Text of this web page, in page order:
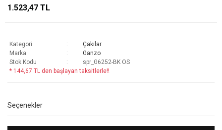
1.523,47 TL
Kategori
Çakılar
Marka
Ganzo
Stok Kodu
spr_G6252-BK OS
* 144,67 TL den başlayan taksitlerle!!
Seçenekler